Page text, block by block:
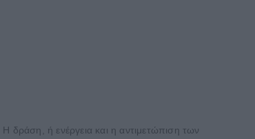
δράση, ή ενέργεια και η αντιμετώπιση των